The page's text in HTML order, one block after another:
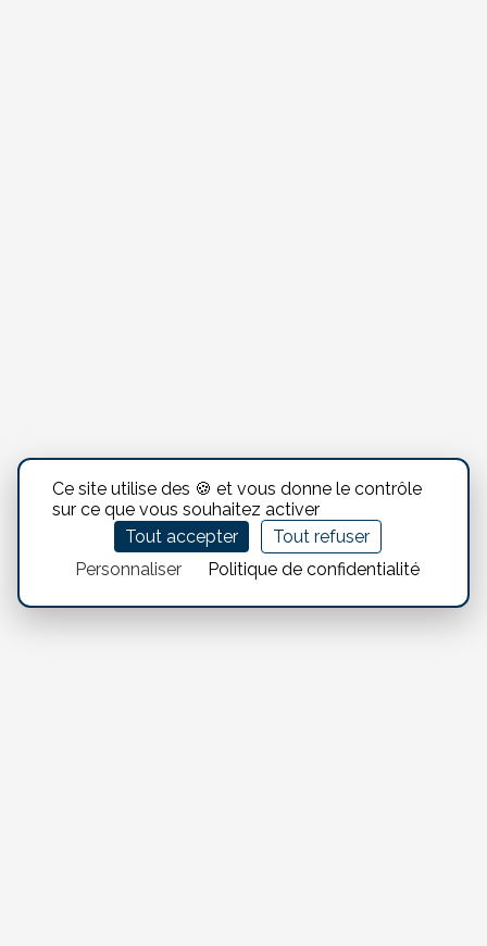
Ce site utilise des 🍪 et vous donne le contrôle
sur ce que vous souhaitez activer
Tout accepter
Tout refuser
Personnaliser
Politique de confidentialité